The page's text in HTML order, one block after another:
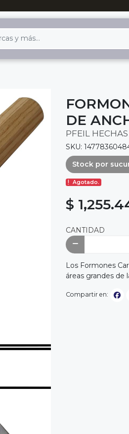
DE
PFEIL
SKU:
Stock por
Agotado.
$
CANTIDAD
Los Formones
áreas grandes de
Compartir en: